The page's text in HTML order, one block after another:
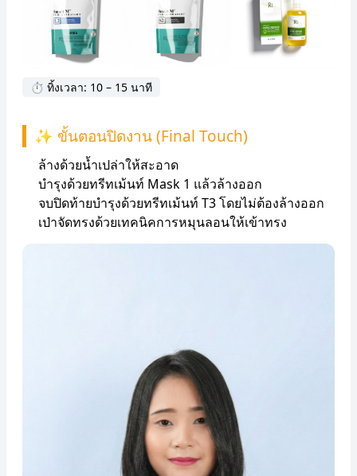
⏱ ทิ้งเวลา: 10 – 15 นาที
✨ ขั้นตอนปิดงาน (Final Touch)
ล้างด้วยน้ำเปล่าให้สะอาด
บำรุงด้วยทรีทเม้นท์ Mask 1 แล้วล้างออก
จบปิดท้ายบำรุงด้วยทรีทเม้นท์ T3 โดยไม่ต้องล้างออก
เป่าจัดทรงด้วยเทคนิคการหมุนลอนให้เข้าทรง